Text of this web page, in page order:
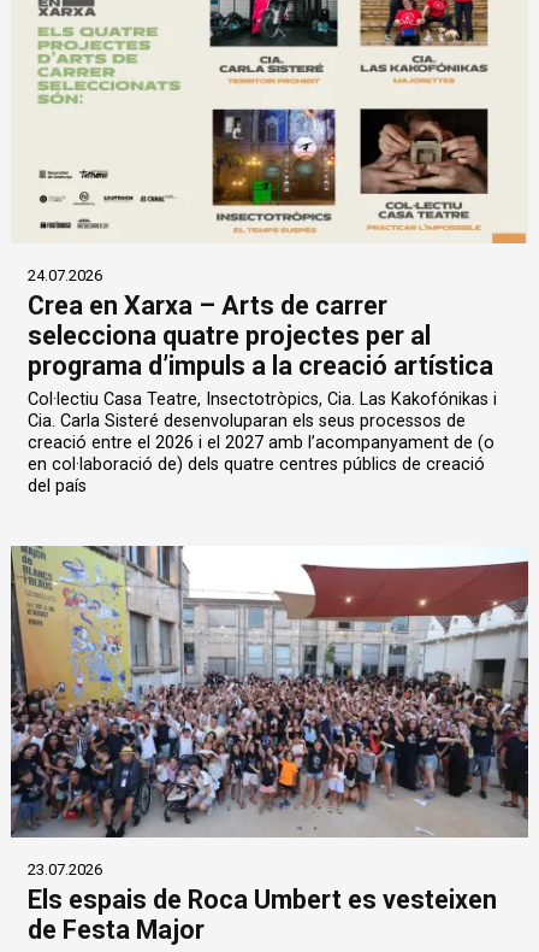
24.07.2026
Crea en Xarxa – Arts de carrer
selecciona quatre projectes per al
programa d’impuls a la creació artística
Col·lectiu Casa Teatre, Insectotròpics, Cia. Las Kakofónikas i
Cia. Carla Sisteré desenvoluparan els seus processos de
creació entre el 2026 i el 2027 amb l’acompanyament de (o
en col·laboració de) dels quatre centres públics de creació
del país
23.07.2026
Els espais de Roca Umbert es vesteixen
de Festa Major